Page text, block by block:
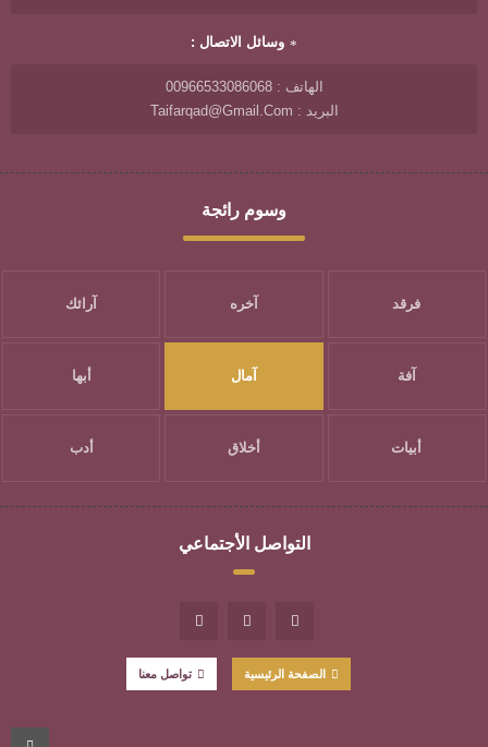
وسائل الاتصال :
الهاتف : 00966533086068
البريد : Taifarqad@gmail.com
وسوم رائجة
فرقد آخره آرائك
آفة آمال أبها
أبيات أخلاق أدب
التواصل الأجتماعي
الصفحة الرئيسية تواصل معنا